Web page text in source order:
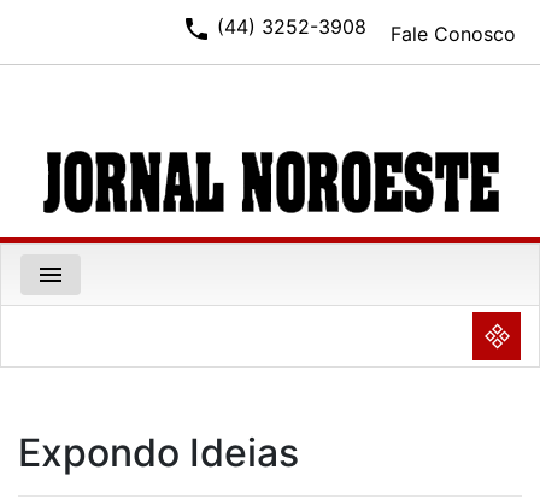
Fale Conosco
phone (44) 3252-3908
menu
NULL
Expondo Ideias